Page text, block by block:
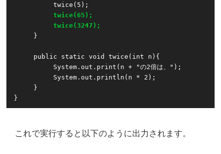
          twice(5);
twice(65);
twice(3247);
     }
     public static void twice(int n){
          System.out.print(n + "の2倍は、");
          System.out.println(n * 2);
     }
}
これで実行すると以下のように出力されます。